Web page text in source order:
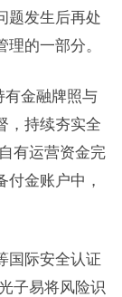
题发生后再处
的一部分。
有金融牌照与
，持续夯实全
有运营资金完
金账户中，
国际安全认证
子易将风险识